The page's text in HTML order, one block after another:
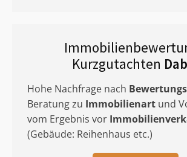
Kurzgutachten
Hohe Nachfrage nach
Beratung zu Immobilienart und
vom Ergebnis vor
(Gebäude: Reihenhaus etc.)